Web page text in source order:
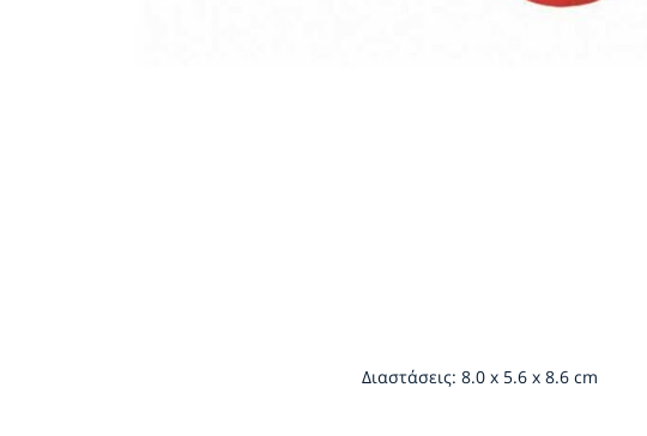
Διαστάσεις: 8.0 x 5.6 x 8.6 cm